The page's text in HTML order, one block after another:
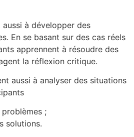
à développer des
En se basant sur des cas réels
apprennent à résoudre des
la réflexion critique.
aussi à analyser des situations
;
solutions.